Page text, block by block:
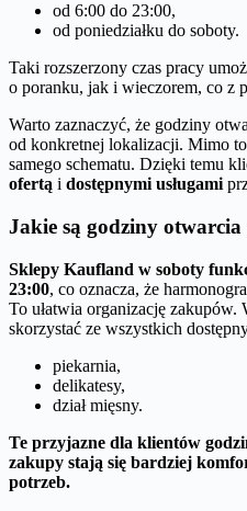
od 6:00 do 23:00,
od poniedziałku do soboty.
Taki rozszerzony czas pracy
o poranku, jak i wieczorem, co z
Warto zaznaczyć, że godziny
od konkretnej lokalizacji. Mimo
samego schematu. Dzięki temu
ofertą i dostępnymi usługami
Jakie są godziny otwarcia
Sklepy Kaufland w soboty
23:00, co oznacza, że
To ułatwia organizację
skorzystać ze wszystkich
piekarnia,
delikatesy,
dział mięsny.
Te przyjazne dla klientów
zakupy stają się bardziej
potrzeb.